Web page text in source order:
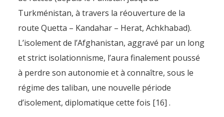
Turkménistan, à travers la réouverture de la
route Quetta – Kandahar – Herat, Achkhabad).
L’isolement de l’Afghanistan, aggravé par un long
et strict isolationnisme, l’aura finalement poussé
à perdre son autonomie et à connaître, sous le
régime des taliban, une nouvelle période
d’isolement, diplomatique cette fois [16] .